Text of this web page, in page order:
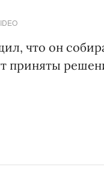
что он
приняты